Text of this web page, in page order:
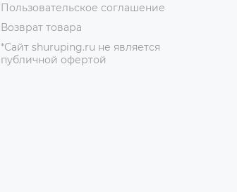
Пользовательское соглашение
Возврат товара
*Сайт shuruping.ru не является
публичной офертой